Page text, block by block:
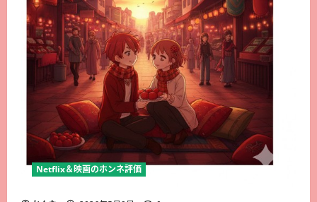
Netflix＆映画のホンネ評価